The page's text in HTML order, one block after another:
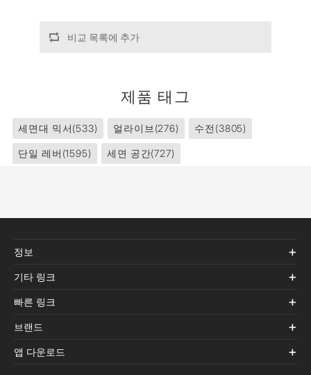
비교 목록에 추가
제품 태그
세면대 믹서(533) 얼라이브 (276) 수전 (3805)
단일 레버 (1595) 세면 공간(727)
정보
기타 링크
빠른 링크
브랜드
앱 다운로드